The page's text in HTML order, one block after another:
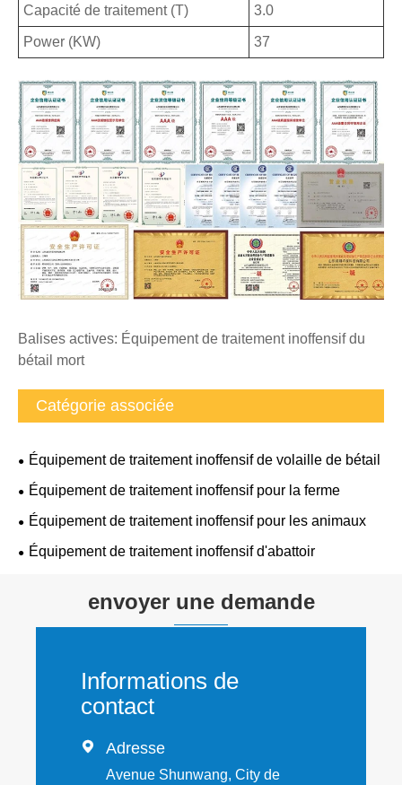
Capacité de traitement (T) 3.0
Power (KW) 37
Balises actives: Équipement de traitement inoffensif du
bétail mort
Catégorie associée
Équipement de traitement inoffensif de volaille de bétail
Équipement de traitement inoffensif pour la ferme
Équipement de traitement inoffensif pour les animaux
Équipement de traitement inoffensif d'abattoir
envoyer une demande
Informations de
contact
 Adresse
Avenue Shunwang, City de